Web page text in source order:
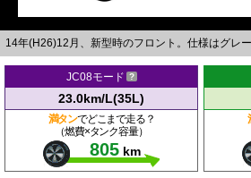
14年(H26)12月、新型時のフロント。仕様はグレ
JC08モード
23.0km/L(35L)
満タンでどこまで走る？
（燃費×タンク容量）
805 km